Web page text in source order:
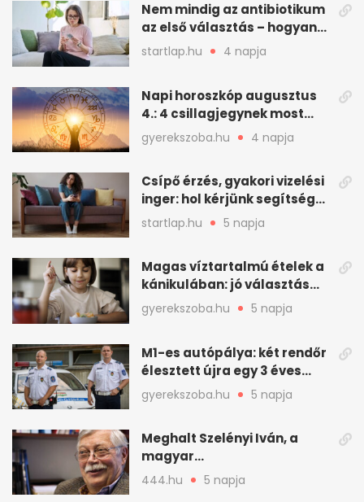
Nem mindig az antibiotikum
az első választás – hogyan
kezeljük a felfázást? (x)
startlap.hu 4 napja
Napi horoszkóp augusztus
4.: 4 csillagjegynek most
minden összejön
gyerekszoba.hu 4 napja
Csípő érzés, gyakori vizelési
inger: hol kérjünk segítséget
felfázás esetén?
startlap.hu 5 napja
Magas víztartalmú ételek a
kánikulában: jó választás
gyerekeknek
gyerekszoba.hu 5 napja
M1-es autópálya: két rendőr
élesztett újra egy 3 éves
kisfiút
gyerekszoba.hu 5 napja
Meghalt Szelényi Iván, a
magyar
társadalomtudomány
meghatározó alakja
444.hu 5 napja